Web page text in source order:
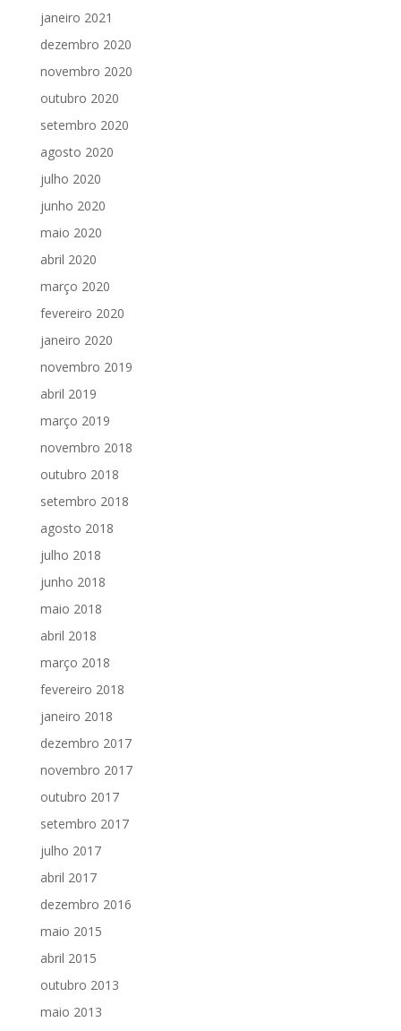
janeiro 2021
dezembro 2020
novembro 2020
outubro 2020
setembro 2020
agosto 2020
julho 2020
junho 2020
maio 2020
abril 2020
março 2020
fevereiro 2020
janeiro 2020
novembro 2019
abril 2019
março 2019
novembro 2018
outubro 2018
setembro 2018
agosto 2018
julho 2018
junho 2018
maio 2018
abril 2018
março 2018
fevereiro 2018
janeiro 2018
dezembro 2017
novembro 2017
outubro 2017
setembro 2017
julho 2017
abril 2017
dezembro 2016
maio 2015
abril 2015
outubro 2013
maio 2013